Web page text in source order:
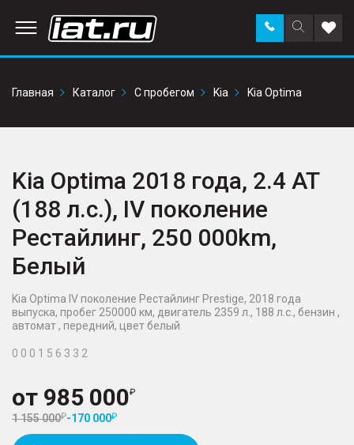
Поиск
по
Заказать
звонок в
Главная
Каталог С пробегом Kia Kia Optima
Kia Optima 2018 года, 2.4 AT
(188 л.с.), IV поколение
Рестайлинг, 250 000km,
Белый
Kia Optima IV поколение Рестайлинг Prestige, 2018 года
выпуска, пробег 250000 км, двигатель 2359 л., 188 л.с., бензин ,
автомат , передний, цвет белый
0 0 0 1 5 6 3 3 2
от 985 000
1 155 000 -170 000